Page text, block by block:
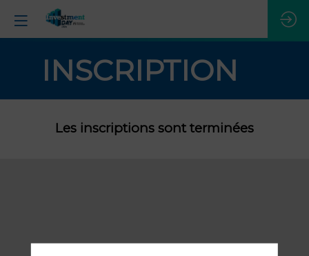
INSCRIPTION
Les inscriptions sont terminées